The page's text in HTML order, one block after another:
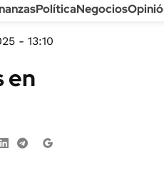
GENERAL
PolíticaNegocios
- 13:10
en